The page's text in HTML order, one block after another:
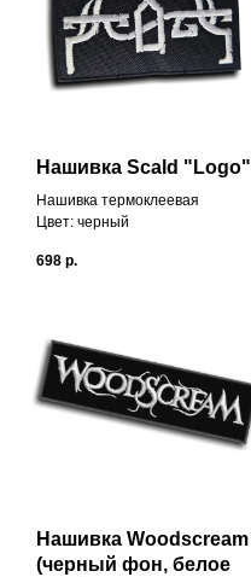
Нашивка Scald "Logo"
Нашивка термоклеевая
Цвет: черный
698 р.
Нашивка Woodscream
(черный фон, белое